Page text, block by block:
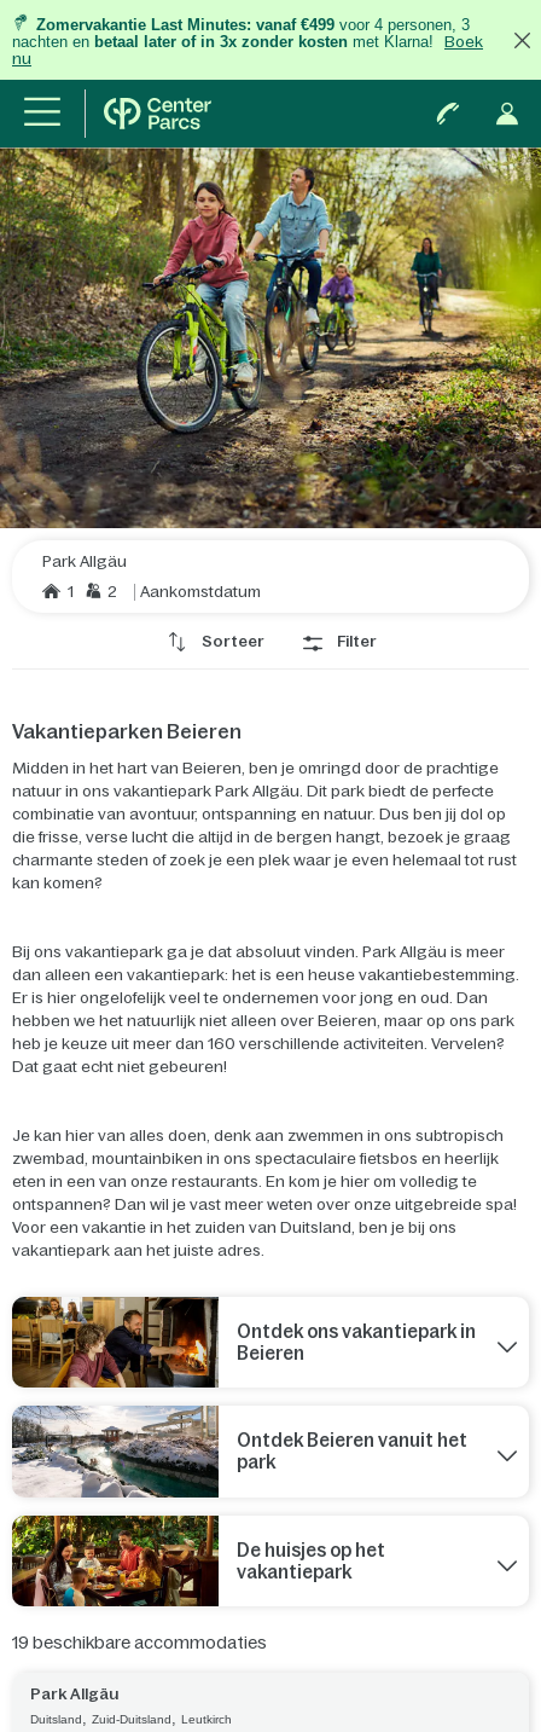
Zomervakantie Last Minutes: vanaf €499 voor 4 personen, 3
nachten en betaal later of in 3x zonder kosten met Klarna!
Boek
nu
Park Allgäu
1
2 Aankomstdatum
Sorteer Filter
Vakantieparken Beieren
Midden in het hart van Beieren, ben je omringd door de prachtige
natuur in ons vakantiepark Park Allgäu. Dit park biedt de perfecte
combinatie van avontuur, ontspanning en natuur. Dus ben jij dol op
die frisse, verse lucht die altijd in de bergen hangt, bezoek je graag
charmante steden of zoek je een plek waar je even helemaal tot rust
kan komen?
Bij ons vakantiepark ga je dat absoluut vinden. Park Allgäu is meer
dan alleen een vakantiepark: het is een heuse vakantiebestemming.
Er is hier ongelofelijk veel te ondernemen voor jong en oud. Dan
hebben we het natuurlijk niet alleen over Beieren, maar op ons park
heb je keuze uit meer dan 160 verschillende activiteiten. Vervelen?
Dat gaat echt niet gebeuren!
Je kan hier van alles doen, denk aan zwemmen in ons subtropisch
zwembad, mountainbiken in ons spectaculaire fietsbos en heerlijk
eten in een van onze restaurants. En kom je hier om volledig te
ontspannen? Dan wil je vast meer weten over onze uitgebreide spa!
Voor een vakantie in het zuiden van Duitsland, ben je bij ons
vakantiepark aan het juiste adres.
Ontdek ons vakantiepark in
Beieren
Ontdek Beieren vanuit het
park
De huisjes op het
vakantiepark
19 beschikbare accommodaties
Park Allgäu
Duitsland , Zuid-Duitsland , Leutkirch